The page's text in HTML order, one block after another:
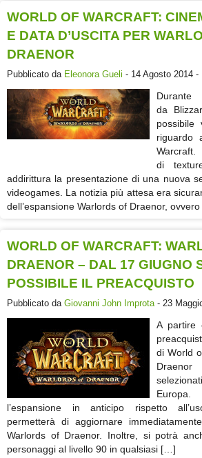
WORLD OF WARCRAFT:
E DATA D’USCITA PER
DRAENOR
Pubblicato da Eleonora Gueli - 14 Agosto 2014 -
da
possibile
riguardo
Warcraft.
di
addirittura la presentazione di una nuova
videogames. La notizia più attesa era
dell’espansione Warlords of Draenor,
WORLD OF WARCRAFT:
DRAENOR – DAL 17 GIUGNO
POSSIBILE IL PREACQUISTO
Pubblicato da Giovanni John Improta- 23
A partire
di World
l’espansione in anticipo rispetto
permetterà di aggiornare
Warlords of Draenor. Inoltre, si potrà
personaggi al livello 90 in qualsiasi […]